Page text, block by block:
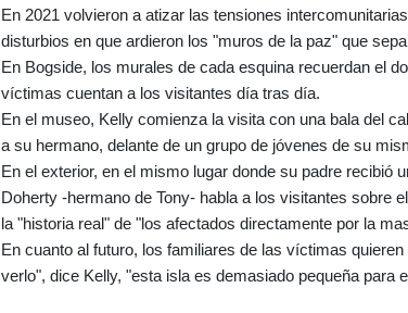
En 2021 volvieron a atizar las tensiones
disturbios en que ardieron los "muros de la paz" que
En Bogside, los murales de cada esquina recuerdan el
víctimas cuentan a los visitantes día tras día.
En el museo, Kelly comienza la visita con una bala del
a su hermano, delante de un grupo de jóvenes de su
En el exterior, en el mismo lugar donde su padre recibió
Doherty -hermano de Tony- habla a los visitantes sobre
la "historia real" de "los afectados directamente por la
En cuanto al futuro, los familiares de las víctimas
verlo", dice Kelly, "esta isla es demasiado pequeña para